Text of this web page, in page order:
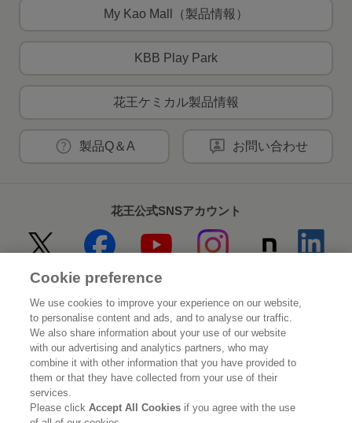
My Kao Mall（製品情報）
KBB Play Park
花王ケミカル製品情報
製品Q＆A お問い合わせ
花王公式SNSアカウント
Home 花王について
サステナビリティ イノベーション
ブランド 投資家情報
ニュースルーム 採用情報
Cookie preference
We use cookies to improve your experience on our website,
to personalise content and ads, and to analyse our traffic.
We also share information about your use of our website
with our advertising and analytics partners, who may
combine it with other information that you have provided to
them or that they have collected from your use of their
services.
Please clickAccept All Cookies if you agree with the use